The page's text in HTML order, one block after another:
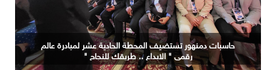
حاسبات دمنهور تستضيف المحطة الحادية عشر لمبادرة عالم
رقمي " الابداع .. طريقك للنجاح "